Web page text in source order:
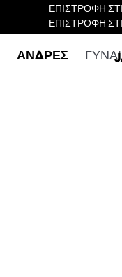
ΕΠΙΣΤΡΟΦΗ
ΕΠΙΣΤΡΟΦΗ
ΑΝΔΡΕΣ